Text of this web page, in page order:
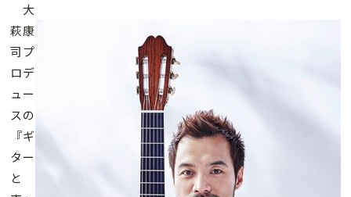
大
萩康
司プ
ロデ
ュー
スの
『ギ
ター
と